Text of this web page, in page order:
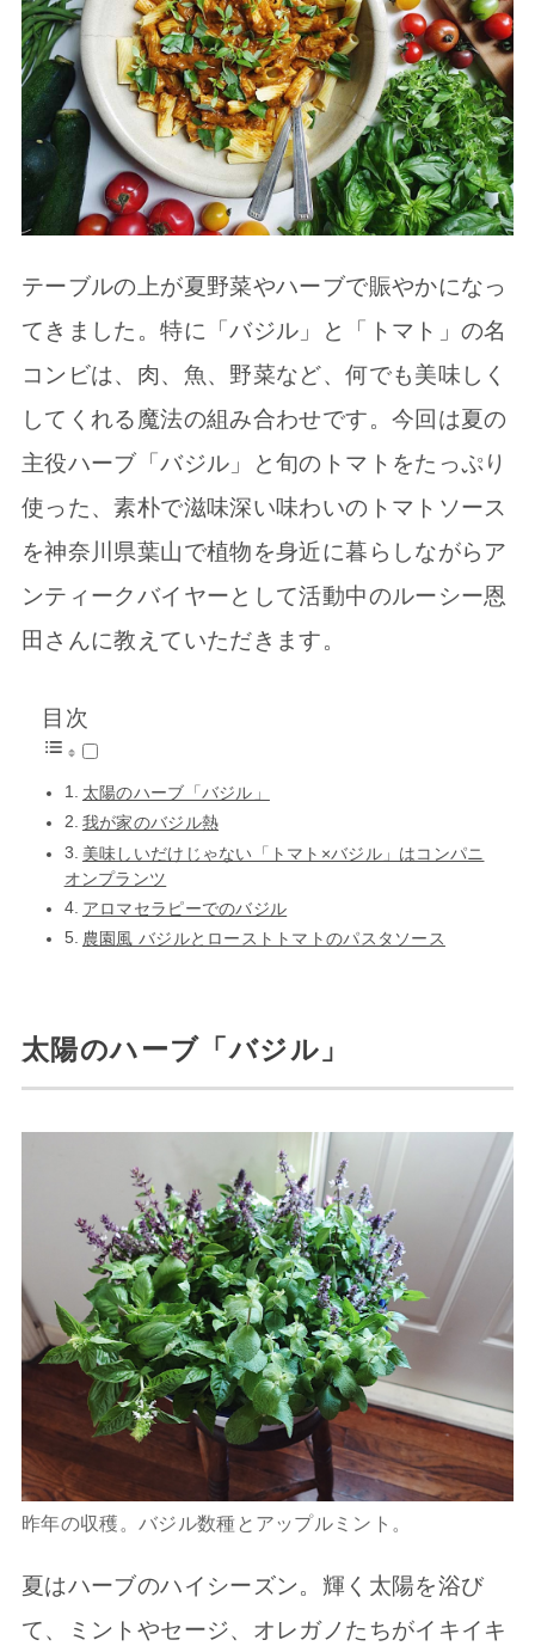
テーブルの上が夏野菜やハーブで賑やかになっ
てきました。特に「バジル」と「トマト」の名
コンビは、肉、魚、野菜など、何でも美味しく
してくれる魔法の組み合わせです。今回は夏の
主役ハーブ「バジル」と旬のトマトをたっぷり
使った、素朴で滋味深い味わいのトマトソース
を神奈川県葉山で植物を身近に暮らしながらア
ンティークバイヤーとして活動中のルーシー恩
田さんに教えていただきます。
目次
太陽のハーブ「バジル」
我が家のバジル熱
美味しいだけじゃない「トマト×バジル」はコンパニ
オンプランツ
アロマセラピーでのバジル
農園風 バジルとローストトマトのパスタソース
太陽のハーブ「バジル」
昨年の収穫。バジル数種とアップルミント。
夏はハーブのハイシーズン。輝く太陽を浴び
て、ミントやセージ、オレガノたちがイキイキ